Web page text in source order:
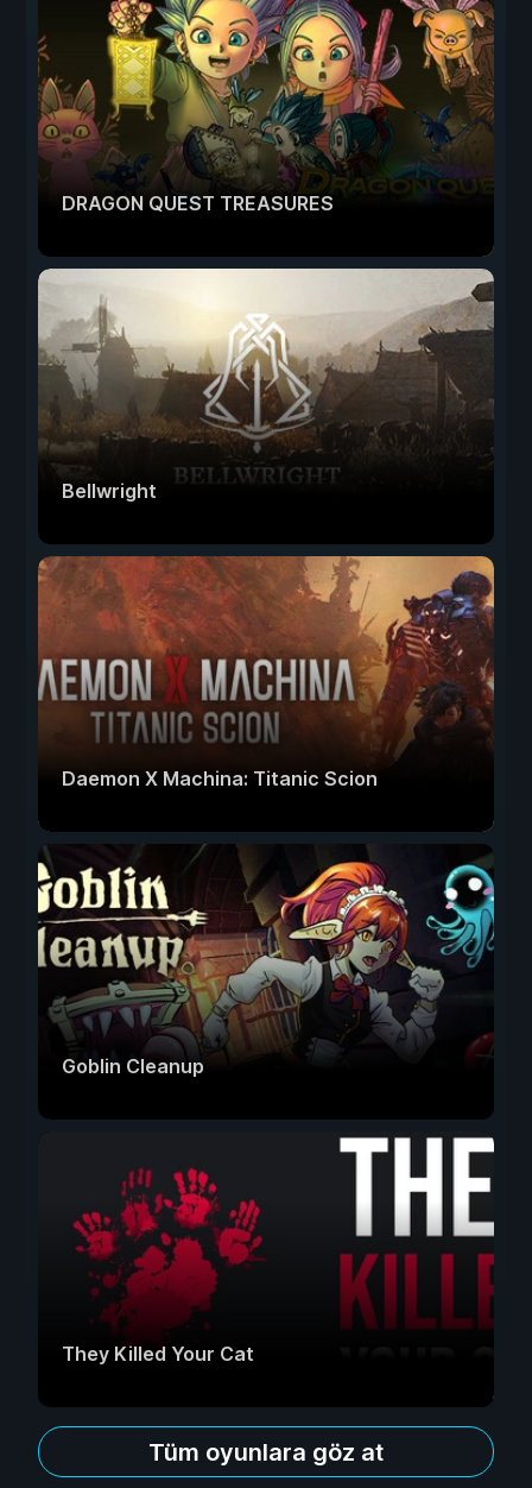
DRAGON QUEST TREASURES
Bellwright
Daemon X Machina: Titanic Scion
Goblin Cleanup
They Killed Your Cat
Tüm oyunlara göz at